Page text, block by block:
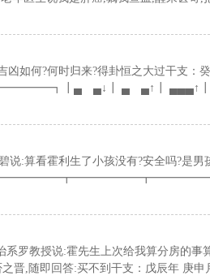
凶如何?何时归来?得卦恒之大过干支：
▄↓┃ ▄ ▄↑┃
说:算看霍利生了小孩没有?安全吗?是男
：戌亥
系罗教授说:霍先生上次给我算分房的事
晋,随即回答:买不到干支：戊辰年 庚申